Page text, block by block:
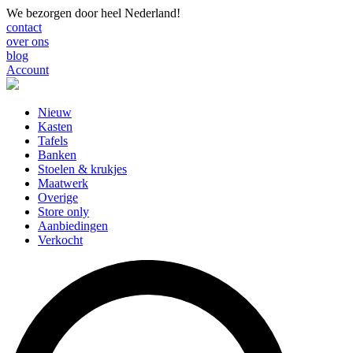
We bezorgen door heel Nederland!
contact
over ons
blog
Account
Nieuw
Kasten
Tafels
Banken
Stoelen & krukjes
Maatwerk
Overige
Store only
Aanbiedingen
Verkocht